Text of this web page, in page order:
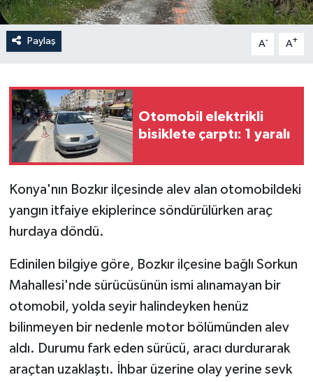
Paylaş A- A+
Otomobil elektrikli
bisiklete çarptı: 1 yaralı
Konya'nın Bozkır ilçesinde alev alan otomobildeki
yangın itfaiye ekiplerince söndürülürken araç
hurdaya döndü.
Edinilen bilgiye göre, Bozkır ilçesine bağlı Sorkun
Mahallesi'nde sürücüsünün ismi alınamayan bir
otomobil, yolda seyir halindeyken henüz
bilinmeyen bir nedenle motor bölümünden alev
aldı. Durumu fark eden sürücü, aracı durdurarak
araçtan uzaklaştı. İhbar üzerine olay yerine sevk